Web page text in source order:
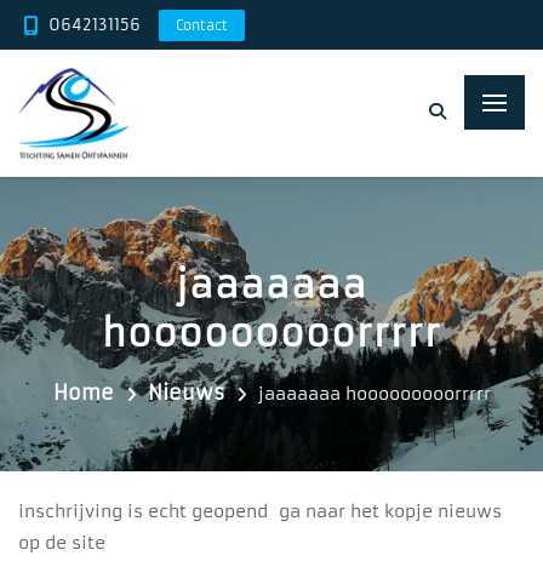
0642131156 Contact
jaaaaaaa
hooooooooorrrrr
Home Nieuws jaaaaaaa hooooooooorrrrr
inschrijving is echt geopend ga naar het kopje nieuws
op de site